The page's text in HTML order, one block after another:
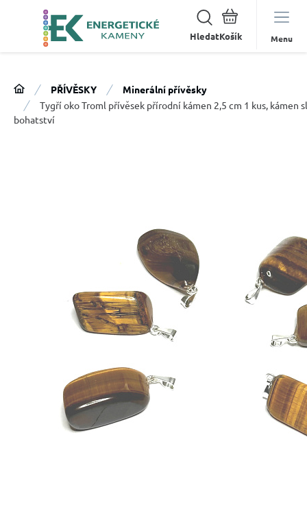
Hledat Menu
PŘÍVĚSKY
Minerální přívěsky
Tygří oko Troml přívěsek přírodní kámen 2,5 cm 1 kus, kámen
bohatství